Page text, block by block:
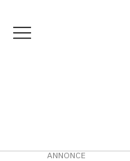
ANNONCE